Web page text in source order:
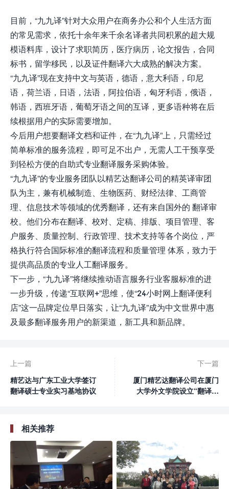
目前，“九九译”针对大众用户在商务办公和个人生活方面
的常见需求，依托十余年来千余名译者共同积累的超大规
模语料库，设计了求职简历，医疗病历，论文报告，合同
标书，留学移民，以及证件翻译六大成熟的解决方案。
“九九译”现在支持中文与英语，德语，意大利语，印尼
语，荷兰语，日语，法语，阿拉伯语，匈牙利语，俄语，
韩语，西班牙语，葡萄牙语之间的互译，更多语种将在后
续根据用户的实际需要增加。
今后用户想要翻译文档和证件，在“九九译”上，只需经过
简单标准的服务流程，即可足不出户，无需人工干预享受
到轻松方便的自助式专业翻译服务采购体验。
“九九译”的专业服务团队以精艺达翻译公司的精英译审团
队为主，兼有机械制造、生物医药、财经法律、工商管
理、信息技术等领域的优秀翻译，还有来自国外的 翻译审
校。他们分布在翻译、校对、定稿、排版、项目管理、客
户服务、质量控制、行政管理、技术支持等各个岗位，严
格执行符合国际标准的翻译流程和质量管理 体系，致力于
提供高品质的专业人工翻译服务。
下一步，“九九译”将继续推动语言服务行业客服标准的进
一步升级，传递“互联网+”思维，使“24小时网上翻译便利
店”这一品牌定位早日落实，让“九九译”成为中文世界中惠
及最多翻译服务用户的新渠道，新工具和新品牌。
上一篇
精艺达与广东工业大学签订
翻译硕士专业实习基地协议
下一篇
厦门精艺达翻译公司在厦门
大学外文学院设立“翻译实
相关推荐